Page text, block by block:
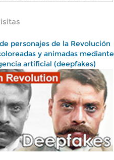
personajes de la Revolución
y animadas mediante
artificial (deepfakes)